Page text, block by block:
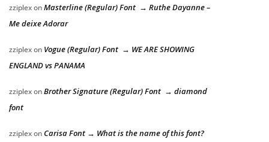
zziplexonMasterline (Regular) Font → Ruthe Dayanne –
Me deixe Adorar
zziplexon Vogue (Regular) Font → WE ARE SHOWING
ENGLAND vs PANAMA
zziplexonBrother Signature (Regular) Font → diamond
font
zziplexon Carisa Font → What is the name of this font?